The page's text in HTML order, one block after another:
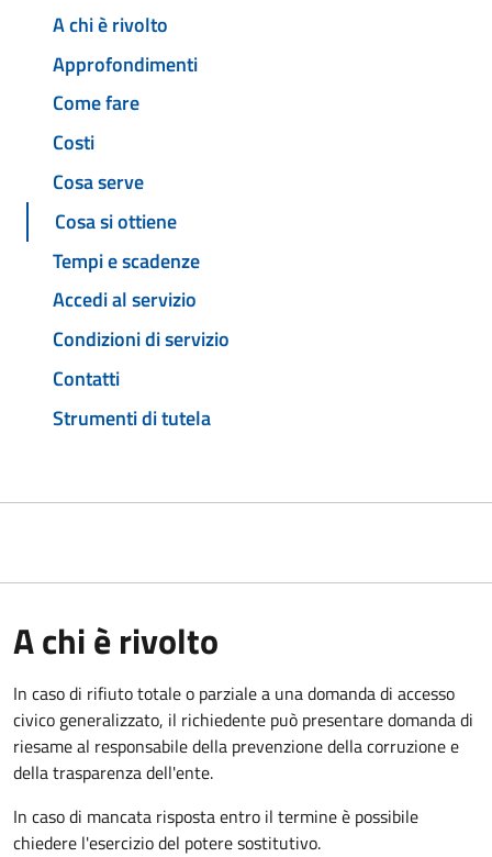
A chi è rivolto
Approfondimenti
Come fare
Costi
Cosa serve
Cosa si ottiene
Tempi e scadenze
Accedi al servizio
Condizioni di servizio
Contatti
Strumenti di tutela
A chi è rivolto
In caso di rifiuto totale o parziale a una domanda di accesso
civico generalizzato, il richiedente può presentare domanda di
riesame al responsabile della prevenzione della corruzione e
della trasparenza dell'ente.
In caso di mancata risposta entro il termine è possibile
chiedere l'esercizio del potere sostitutivo.